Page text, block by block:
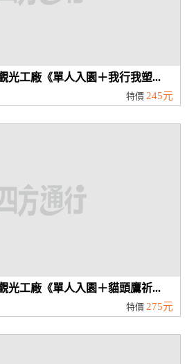
光工廠《單人入園＋我行我塑...
特價 245元
光工廠《單人入園＋貓頭鷹祈...
特價 275元